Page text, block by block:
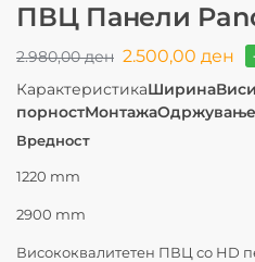
ПВЦ Панели
2.980,00ден 2.500,00 ден
КарактеристикаШирина
порностМонтажаОдржување
Вредност
1220 mm
2900 mm
Висококвалитетен ПВЦ со HD